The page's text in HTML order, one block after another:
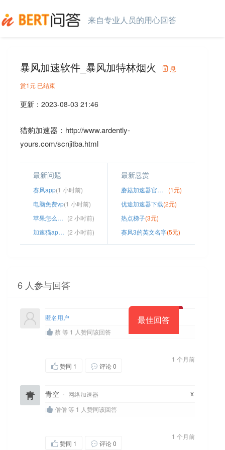
来自专业人员的用心回答
暴风加速软件_暴风加特林烟火
悬
赏1元 已结束
更新： 2023-08-03 21:46
猎豹加速器：http://www.ardently-
yours.com/scnjitba.html
最新问题
赛风app(1 小时前)
电脑免费vp(1 小时前)
苹果怎么下载国外的app (2 小时前)
加速猫app安卓版下载官网 (2 小时前)
最新悬赏
蘑菇加速器官网链接
(1元)
优途加速器下载(2元)
热点梯子(3元)
赛风3的英文名字(5元)
6 人参与回答
最佳回答
匿名用户
蔡 等 1 人赞同该回答
1 个月前
赞同 1 评论 0
青 青空 · 网络加速器 x
僧僧 等 1 人赞同该回答
1 个月前
赞同 1 评论 0